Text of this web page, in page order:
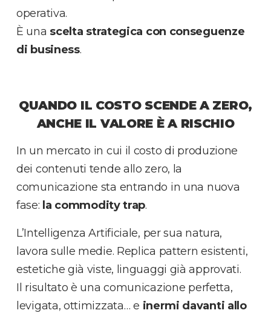
operativa.
È una scelta strategica con conseguenze
di business.
QUANDO IL COSTO SCENDE A ZERO,
ANCHE IL VALORE È A RISCHIO
In un mercato in cui il costo di produzione
dei contenuti tende allo zero, la
comunicazione sta entrando in una nuova
fase: la commodity trap.
L’Intelligenza Artificiale, per sua natura,
lavora sulle medie. Replica pattern esistenti,
estetiche già viste, linguaggi già approvati.
Il risultato è una comunicazione perfetta,
levigata, ottimizzata… e inermi davanti allo